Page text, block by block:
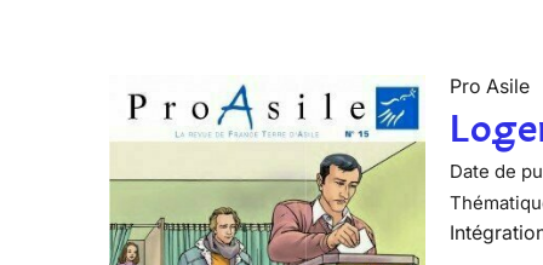
Pro Asile
Date de